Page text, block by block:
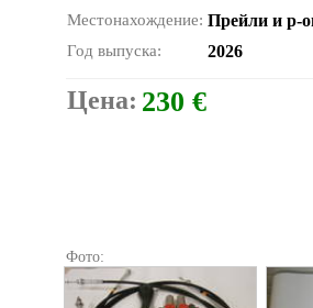
Местонахождение: Прейли и р-
Год выпуска: 2026
Цена: 230 €
Фото: